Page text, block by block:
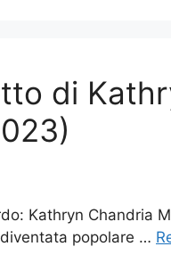
di
Kathryn Chandria
popolare …